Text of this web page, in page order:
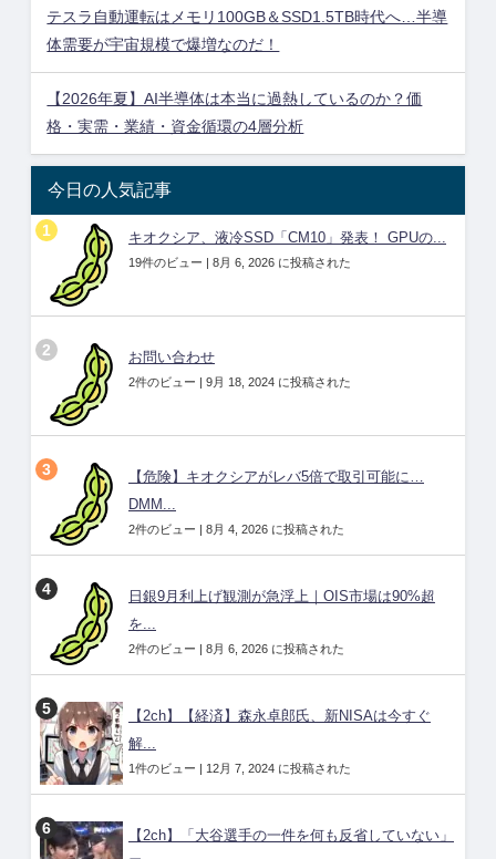
テスラ自動運転はメモリ100GB＆SSD1.5TB時代へ…半導
体需要が宇宙規模で爆増なのだ！
【2026年夏】AI半導体は本当に過熱しているのか？価
格・実需・業績・資金循環の4層分析
今日の人気記事
キオクシア、液冷SSD「CM10」発表！ GPUの...
19件のビュー | 8月 6, 2026 に投稿された
お問い合わせ
2件のビュー | 9月 18, 2024 に投稿された
【危険】キオクシアがレバ5倍で取引可能に…
DMM...
2件のビュー | 8月 4, 2026 に投稿された
日銀9月利上げ観測が急浮上｜OIS市場は90%超
を...
2件のビュー | 8月 6, 2026 に投稿された
【2ch】【経済】森永卓郎氏、新NISAは今すぐ
解...
1件のビュー | 12月 7, 2024 に投稿された
【2ch】「大谷選手の一件を何も反省していない」